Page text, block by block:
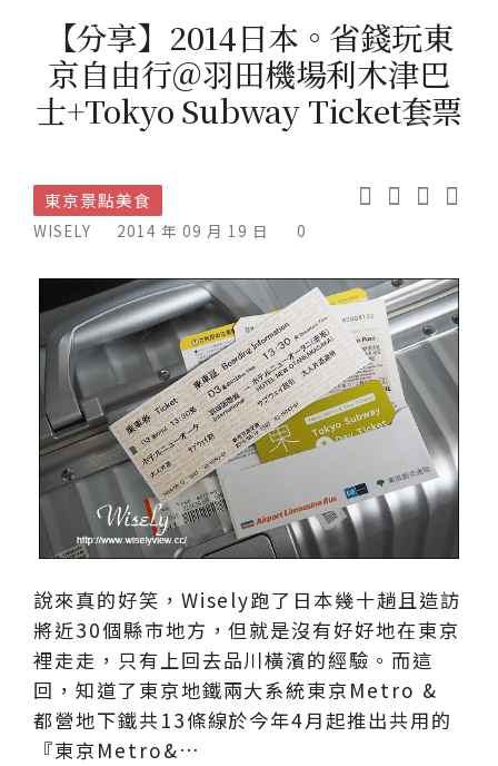
【分享】2014日本。省錢玩東
京自由行＠羽田機場利木津巴
士+Tokyo Subway Ticket套票
東京景點美食
WISELY 2014 年 09 月 19 日 0
說來真的好笑，Wisely跑了日本幾十趟且造訪
將近30個縣市地方，但就是沒有好好地在東京
裡走走，只有上回去品川橫濱的經驗。而這
回，知道了東京地鐵兩大系統東京Metro &
都營地下鐵共13條線於今年4月起推出共用的
『東京Metro&…